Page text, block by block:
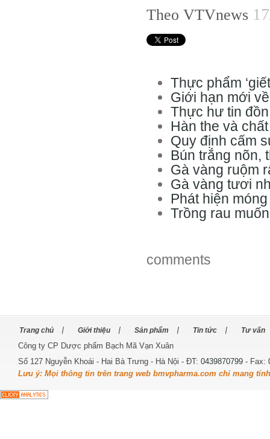
Theo VTVnews
Thực phẩm
Giới hạn mới
Thực hư tin
Hàn the và
Quy định cấm
Bún trắng
Gà vàng ruộm
Gà vàng tươi
Phát hiện
Trồng rau
comments
Trang chủ Giới thiệu Sản phẩm Tin tức Tư vấn
Công ty CP Dược phẩm Bạch Mã Vạn Xuân
Số 127 Nguyễn Khoái - Hai Bà Trưng - Hà Nội - ĐT: 0439870799 - Fax:
Lưu ý: Mọi thông tin trên trang web bmvpharma.com chỉ mang